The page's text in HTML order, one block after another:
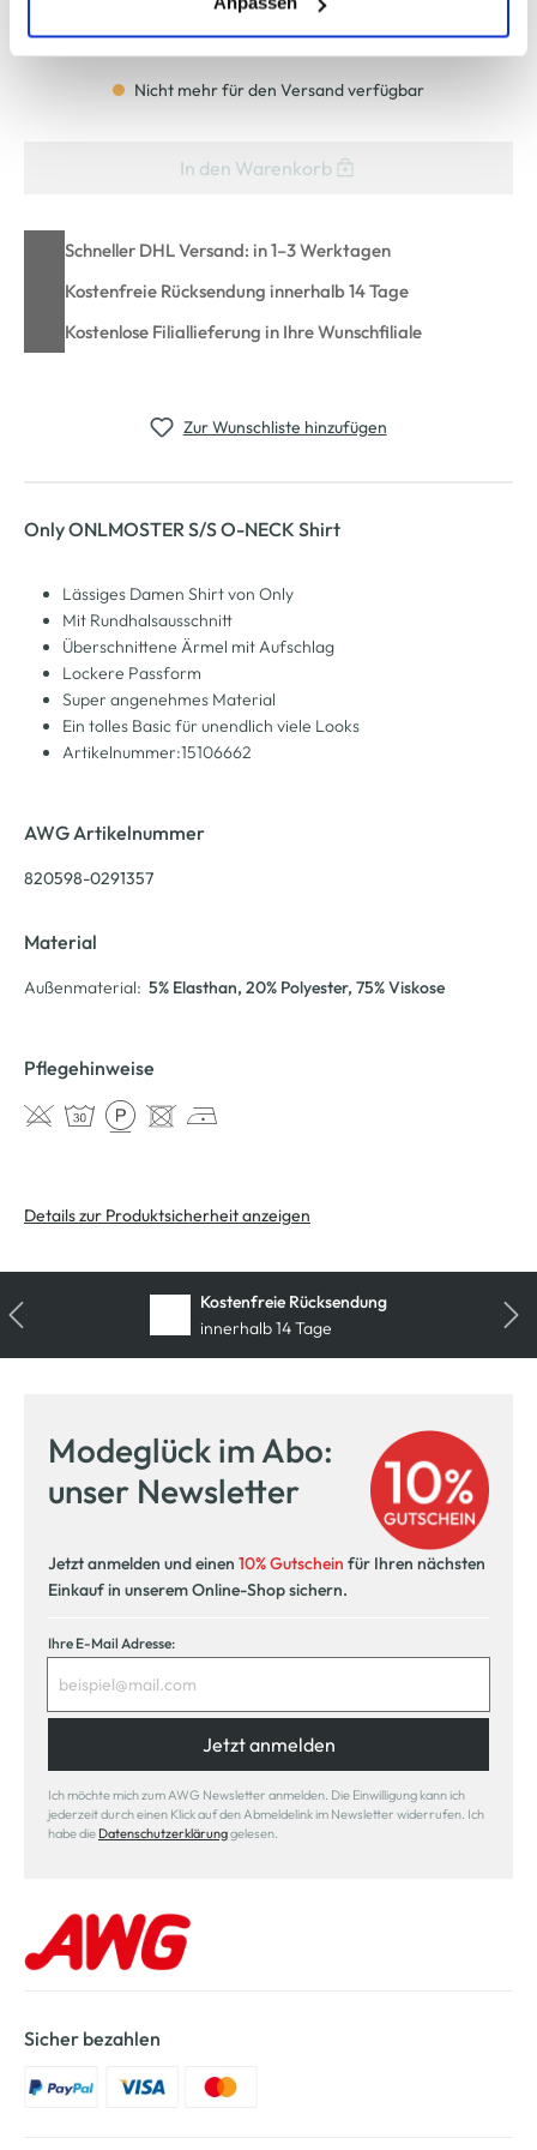
zu ändern oder zu widerrufen) erfahren Sie in unserem
Cookie-Hinweisbzw. derDatenschutzerklärung.
Nicht mehr für den Versand verfügbar
In den Warenkorb
Schneller DHL Versand: in 1–3 Werktagen
Kostenfreie Rücksendung innerhalb 14 Tage
Kostenlose Filiallieferung in Ihre Wunschfiliale
Zur Wunschliste hinzufügen
Only ONLMOSTER S/S O-NECK Shirt
Lässiges Damen Shirt von Only
Mit Rundhalsausschnitt
Überschnittene Ärmel mit Aufschlag
Lockere Passform
Super angenehmes Material
Ein tolles Basic für unendlich viele Looks
Artikelnummer:15106662
AWG Artikelnummer
820598-0291357
Material
Außenmaterial: 5% Elasthan, 20% Polyester, 75% Viskose
Pflegehinweise
Details zur Produktsicherheit anzeigen
Kostenfreie Rücksendung
innerhalb 14 Tage
Modeglück im Abo:
unser Newsletter
Jetzt anmelden und einen 10% Gutschein für Ihren nächsten
Einkauf in unserem Online-Shop sichern.
Ihre E-Mail Adresse:
Jetzt anmelden
Ich möchte mich zum AWG Newsletter anmelden. Die Einwilligung kann ich
jederzeit durch einen Klick auf den Abmeldelink im Newsletter widerrufen. Ich
habe die Datenschutzerklärunggelesen.
Sicher bezahlen